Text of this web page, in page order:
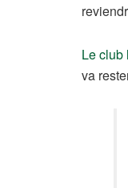
Le club
va